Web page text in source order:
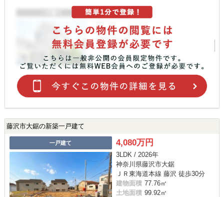
藤沢市大鋸の新築一戸建て
一戸建て 4,080万円
3LDK / 2026年
神奈川県藤沢市大鋸
ＪＲ東海道本線 藤沢 徒歩30分
建物面積 77.76㎡
土地面積 99.92㎡